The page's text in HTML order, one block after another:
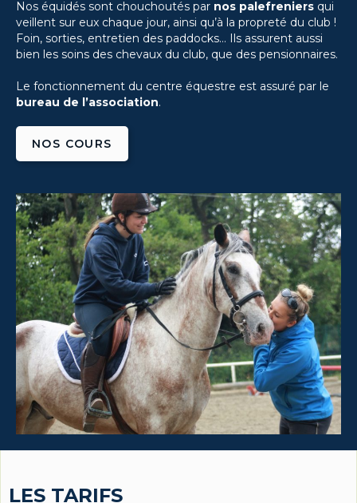
Nos équidés sont chouchoutés par nos palefreniers qui
veillent sur eux chaque jour, ainsi qu’à la propreté du club !
Foin, sorties, entretien des paddocks… Ils assurent aussi
bien les soins des chevaux du club, que des pensionnaires.
Le fonctionnement du centre équestre est assuré par le
bureau de l’association.
NOS COURS
LES TARIFS